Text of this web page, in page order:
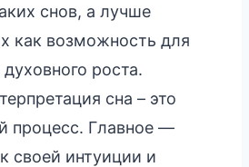
снов, а лучше
как возможность для
роста.
сна – это
процесс. Главное —
своей интуиции и